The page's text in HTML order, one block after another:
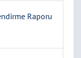
Raporu